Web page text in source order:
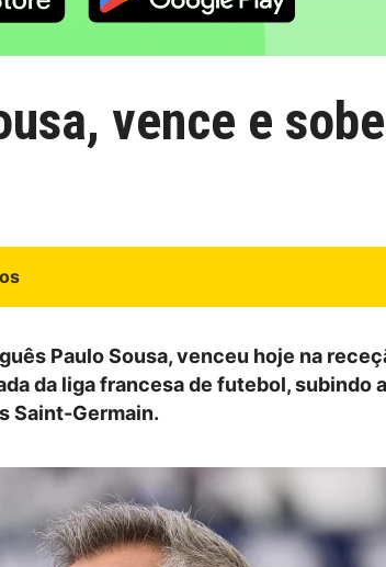
vence e
Paulo Sousa, venceu hoje na
da liga francesa de futebol, subindo
Saint-Germain.